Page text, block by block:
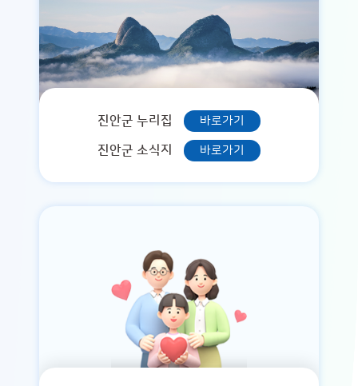
진안군 누리집 바로가기
진안군 소식지 바로가기